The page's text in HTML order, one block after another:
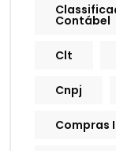
Contábel
Clt
Cnpj
Compras